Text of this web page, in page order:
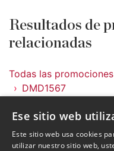
Resultados de
relacionadas
Todas las promociones
DMD1567
Promociones en
Promociones en
Ese sitio web
Este sitio web usa cookies
utilizar nuestro sitio web,